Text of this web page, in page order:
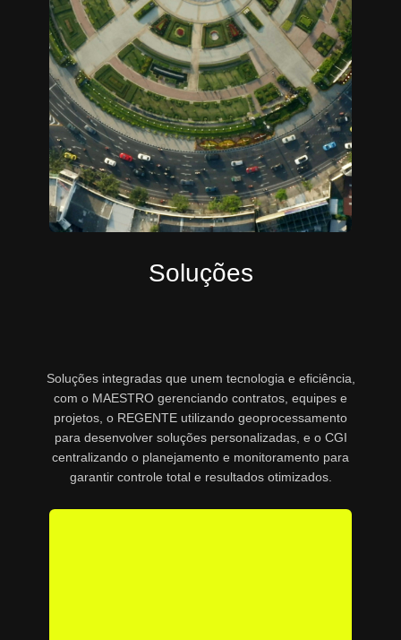
Soluções
Soluções integradas que unem tecnologia e eficiência,
com o MAESTRO gerenciando contratos, equipes e
projetos, o REGENTE utilizando geoprocessamento
para desenvolver soluções personalizadas, e o CGI
centralizando o planejamento e monitoramento para
garantir controle total e resultados otimizados.